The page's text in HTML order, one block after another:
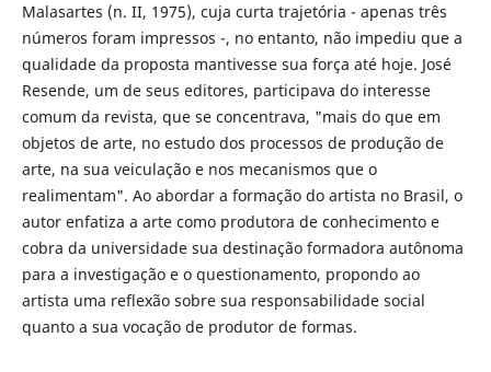
Malasartes (n. II, 1975), cuja curta trajetória - apenas três
números foram impressos -, no entanto, não impediu que a
qualidade da proposta mantivesse sua força até hoje. José
Resende, um de seus editores, participava do interesse
comum da revista, que se concentrava, "mais do que em
objetos de arte, no estudo dos processos de produção de
arte, na sua veiculação e nos mecanismos que o
realimentam". Ao abordar a formação do artista no Brasil, o
autor enfatiza a arte como produtora de conhecimento e
cobra da universidade sua destinação formadora autônoma
para a investigação e o questionamento, propondo ao
artista uma reflexão sobre sua responsabilidade social
quanto a sua vocação de produtor de formas.